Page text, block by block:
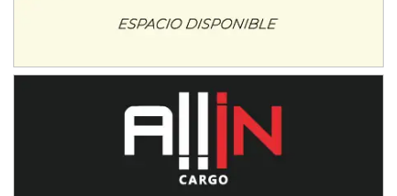
Ciudad de Avellaneda (Asfalto)